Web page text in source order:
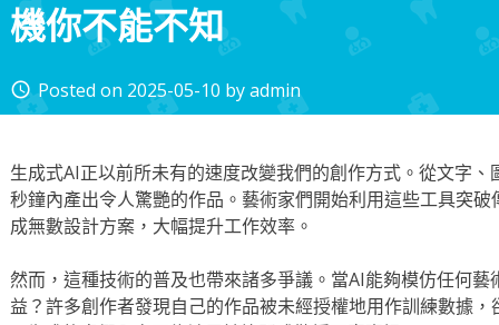
機你不能不知
access_time Posted on 2025-05-10 byadmin
生成式AI正以前所未有的速度改變我們的創作方式。從文字
秒鐘內產出令人驚艷的作品。藝術家們開始利用這些工具突
成無數設計方案，大幅提升工作效率。
然而，這種技術的普及也帶來諸多爭議。當AI能夠模仿任何
益？許多創作者發現自己的作品被未經授權地用作訓練數據